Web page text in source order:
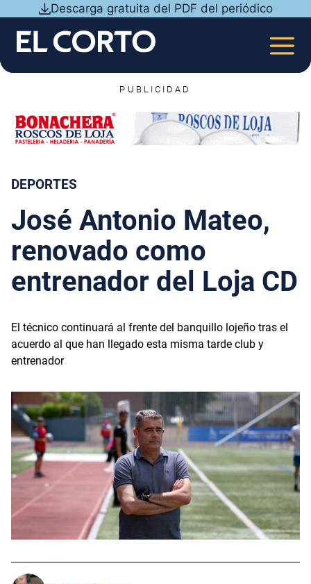
contenido
Descarga gratuita del PDF del periódico
PUBLICIDAD
DEPORTES
José Antonio Mateo,
renovado como
entrenador del Loja CD
El técnico continuará al frente del banquillo lojeño tras el
acuerdo al que han llegado esta misma tarde club y
entrenador